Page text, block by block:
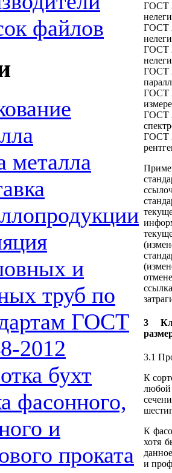
файлов
металла
и
труб по
ГОСТ
2012
бухт
фасонного,
и
проката
ГОСТ
ГОСТ
ГОСТ
ГОСТ
ГОСТ
ГОСТ
ГОСТ
3
3.1
К
любой
К
хотя
и